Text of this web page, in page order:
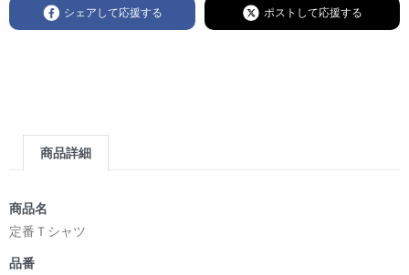
シェアして応援する ポストして応援する
商品詳細
商品名
定番Ｔシャツ
品番